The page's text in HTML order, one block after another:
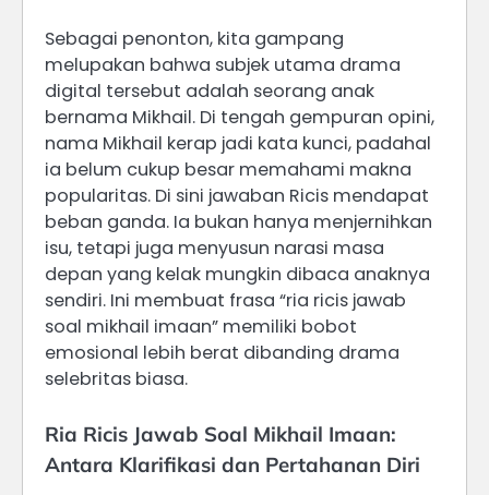
Sebagai penonton, kita gampang
melupakan bahwa subjek utama drama
digital tersebut adalah seorang anak
bernama Mikhail. Di tengah gempuran opini,
nama Mikhail kerap jadi kata kunci, padahal
ia belum cukup besar memahami makna
popularitas. Di sini jawaban Ricis mendapat
beban ganda. Ia bukan hanya menjernihkan
isu, tetapi juga menyusun narasi masa
depan yang kelak mungkin dibaca anaknya
sendiri. Ini membuat frasa “ria ricis jawab
soal mikhail imaan” memiliki bobot
emosional lebih berat dibanding drama
selebritas biasa.
Ria Ricis Jawab Soal Mikhail Imaan:
Antara Klarifikasi dan Pertahanan Diri